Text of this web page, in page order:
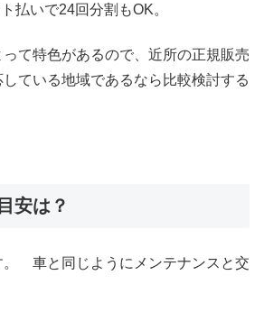
払いで24回分割もOK。
て特色があるので、近所の正規販売
ている地域であるなら比較検討する
安は？
。 車と同じようにメンテナンスと交